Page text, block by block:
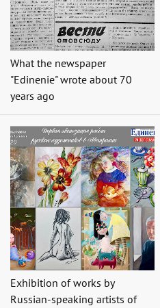
What the newspaper
"Edinenie" wrote about 70
years ago
Exhibition of works by
Russian-speaking artists of